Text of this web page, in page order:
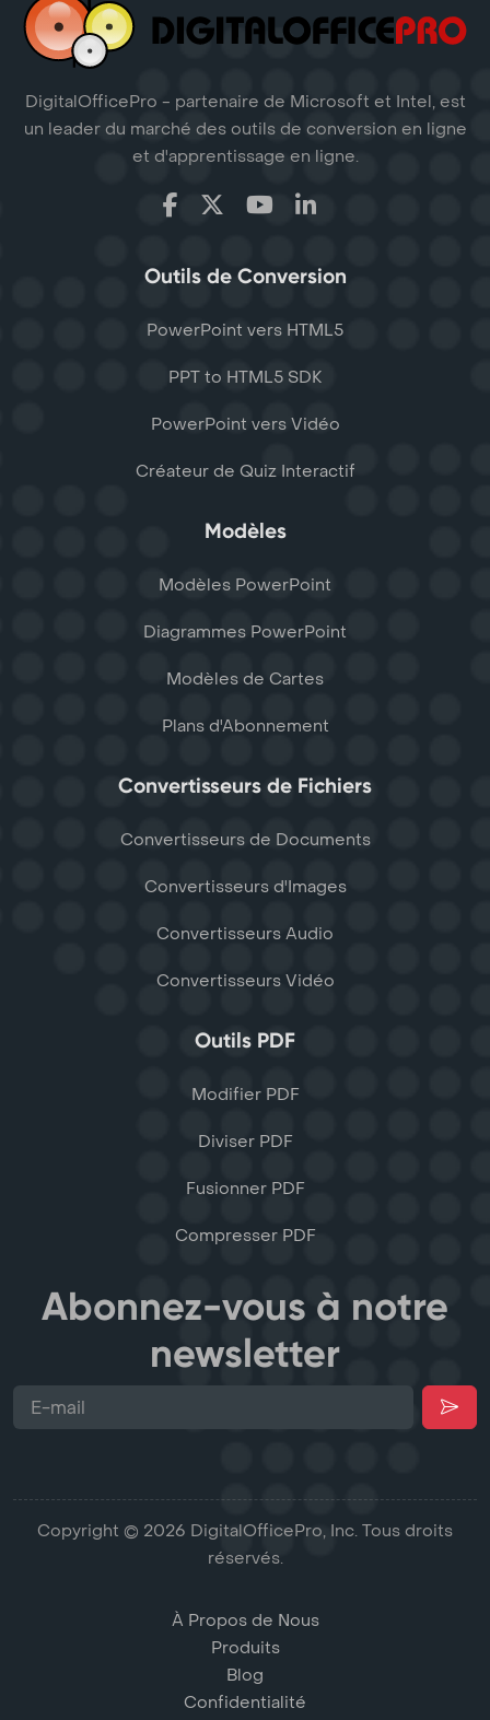
DigitalOfficePro - partenaire de Microsoft et Intel, est
un leader du marché des outils de conversion en ligne
et d'apprentissage en ligne.
Outils de Conversion
PowerPoint vers HTML5
PPT to HTML5 SDK
PowerPoint vers Vidéo
Créateur de Quiz Interactif
Modèles
Modèles PowerPoint
Diagrammes PowerPoint
Modèles de Cartes
Plans d'Abonnement
Convertisseurs de Fichiers
Convertisseurs de Documents
Convertisseurs d'Images
Convertisseurs Audio
Convertisseurs Vidéo
Outils PDF
Modifier PDF
Diviser PDF
Fusionner PDF
Compresser PDF
Abonnez-vous à notre
newsletter
Copyright © 2026 DigitalOfficePro, Inc. Tous droits
réservés.
À Propos de Nous
Produits
Blog
Confidentialité